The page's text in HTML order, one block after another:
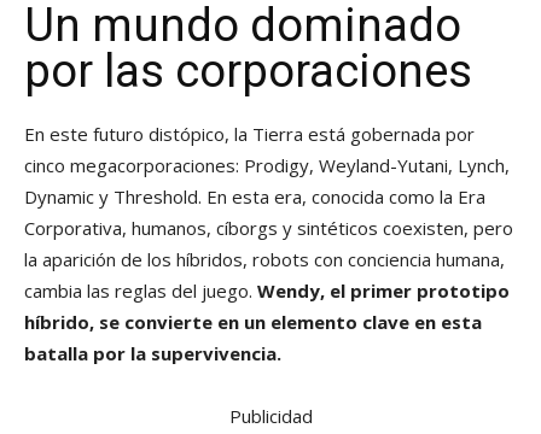
Un mundo dominado
por las corporaciones
En este futuro distópico, la Tierra está gobernada por
cinco megacorporaciones: Prodigy, Weyland-Yutani, Lynch,
Dynamic y Threshold. En esta era, conocida como la Era
Corporativa, humanos, cíborgs y sintéticos coexisten, pero
la aparición de los híbridos, robots con conciencia humana,
cambia las reglas del juego. Wendy, el primer prototipo
híbrido, se convierte en un elemento clave en esta
batalla por la supervivencia.
Publicidad